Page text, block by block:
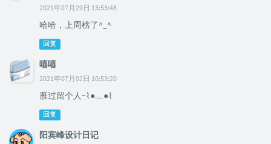
2021年07月29日 13:53:48
哈哈，上周榜了^_^
回复
嘻嘻
2021年07月02日 10:53:20
雁过留个人~⌇●﹏●⌇
回复
阳宾峰设计日记